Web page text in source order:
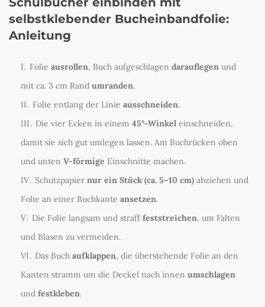
selbstklebender Bucheinbandfolie:
Anleitung
Folie ausrollen, Buch aufgeschlagen darauflegen und
mit ca. 3 cm Rand umranden.
Folie entlang der Linie ausschneiden.
Die vier Ecken in einem 45°-Winkel einschneiden,
damit sie sich gut umlegen lassen. Am Buchrücken oben
und unten V-förmige Einschnitte machen.
Schutzpapier nur ein Stück (ca. 5–10 cm) abziehen und
Folie an einer Buchkante ansetzen.
Die Folie langsam und strafffeststreichen, um Falten
und Blasen zu vermeiden.
Das Buch aufklappen, die überstehende Folie an den
Kanten stramm um die Deckel nach innen umschlagen
und festkleben.